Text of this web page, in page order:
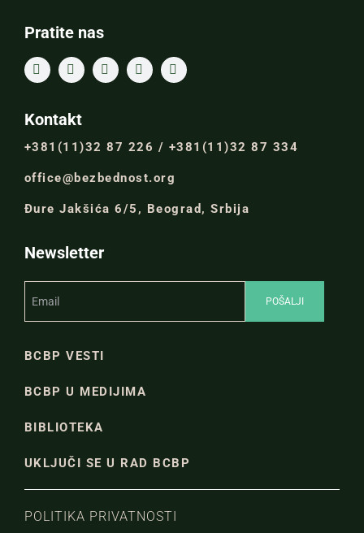
Pratite nas
Kontakt
+381(11)32 87 226 / +381(11)32 87 334
office@bezbednost.org
Đure Jakšića 6/5, Beograd, Srbija
Newsletter
BCBP VESTI
BCBP U MEDIJIMA
BIBLIOTEKA
UKLJUČI SE U RAD BCBP
POLITIKA PRIVATNOSTI